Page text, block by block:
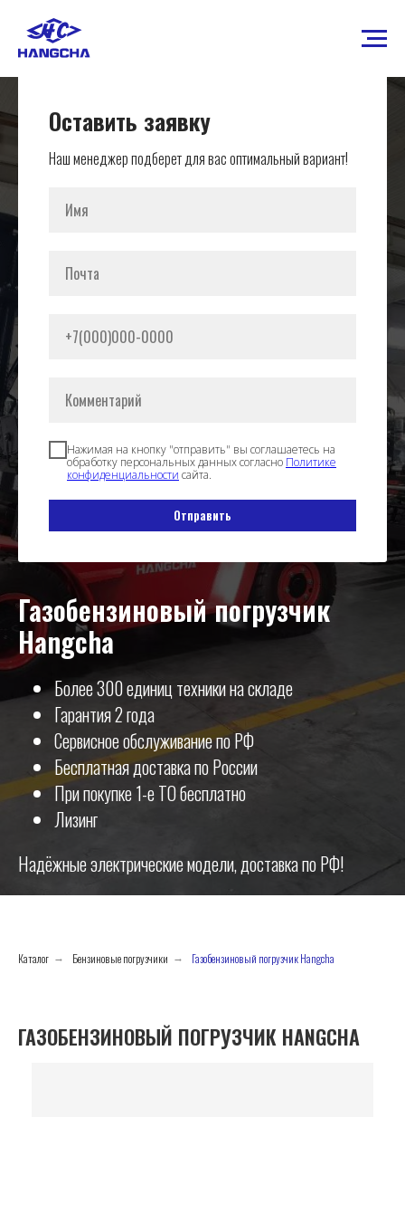
Оставить заявку
Наш менеджер подберет для вас оптимальный вариант!
Нажимая на кнопку "отправить" вы соглашаетесь на
обработку персональных данных согласно Политике
конфиденциальности сайта.
Отправить
Газобензиновый погрузчик
Hangcha
Более 300 единиц техники на складе
Гарантия 2 года
Сервисное обслуживание по РФ
Бесплатная доставка по России
При покупке 1-е ТО бесплатно
Лизинг
Надёжные электрические модели, доставка по РФ!
Каталог → Бензиновые погрузчики → Газобензиновый погрузчик Hangcha
ГАЗОБЕНЗИНОВЫЙ ПОГРУЗЧИК HANGCHA